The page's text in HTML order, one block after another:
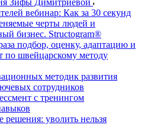
Зифы Димитриевой
вебинар: Как за 30 секунд
черты людей и
бизнес. Structogram®
подбор, оценку, адаптацию и
по швейцарскому методу
методик развития
сотрудников
с тренингом
решения: уволить нельзя